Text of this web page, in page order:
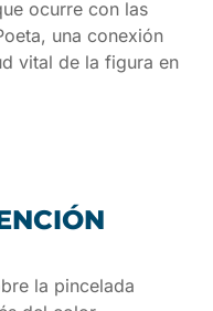
ocurre con las
una conexión
vital de la figura en
la pincelada